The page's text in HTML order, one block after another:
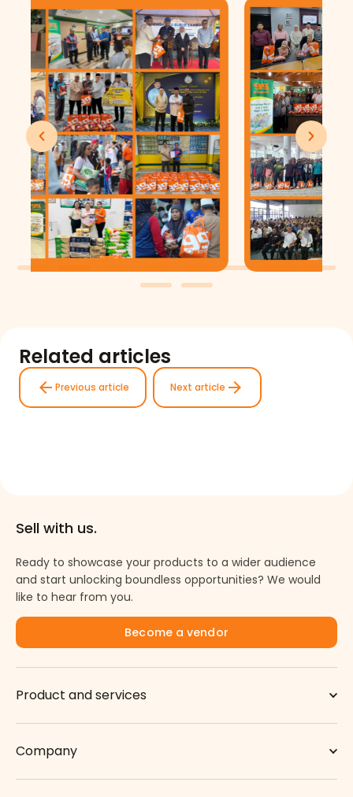
Related articles
arrow_back Previous article Next article arrow_forward
Sell with us.
Ready to showcase your products to a wider audience
and start unlocking boundless opportunities? We would
like to hear from you.
Become a vendor
Product and services
Company